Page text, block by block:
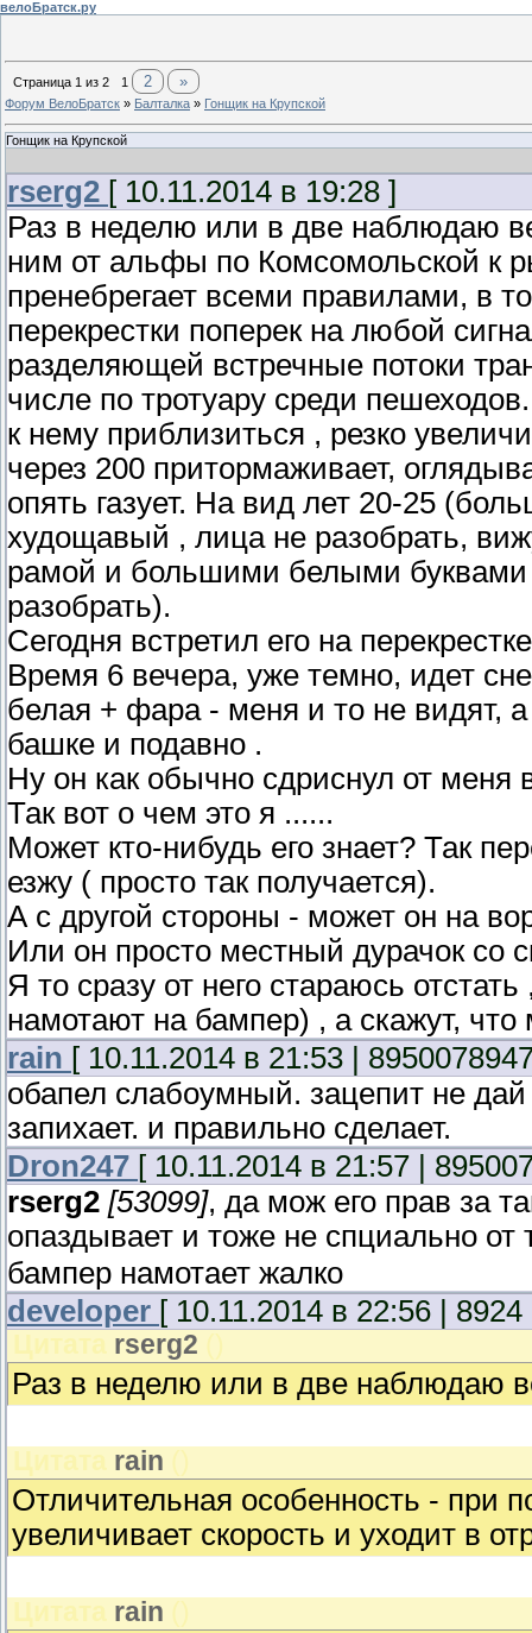
велоБратск.ру
Страница 1 из 2 1 2 »
Форум ВелоБратск » Балталка » Гонщик на Крупской
Гонщик на Крупской
rserg2 [ 10.11.2014 в 19:28 ]
Раз в неделю или в две наблюдаю
ним от альфы по Комсомольской к
пренебрегает всеми правилами, в
перекрестки поперек на любой
разделяющей встречные потоки
числе по тротуару среди
к нему приблизиться , резко
через 200 притормаживает,
опять газует. На вид лет 20-25
худощавый , лица не разобрать,
рамой и большими белыми буквами
разобрать).
Сегодня встретил его на
Время 6 вечера, уже темно, идет
белая + фара - меня и то не видят,
башке и подавно .
Ну он как обычно сдриснул от меня
Так вот о чем это я ......
Может кто-нибудь его знает? Так
езжу ( просто так получается).
А с другой стороны - может он на
Или он просто местный дурачок со
Я то сразу от него стараюсь
намотают на бампер) , а скажут,
rain [ 10.11.2014 в 21:53 |
обапел слабоумный. зацепит не
запихает. и правильно сделает.
Dron247 [ 10.11.2014 в 21:57 |
rserg2 [53099], да мож его прав за
опаздывает и тоже не спциально от
бампер намотает жалко
developer [ 10.11.2014 в 22:56 |
Цитата rserg2 ()
Раз в неделю или в две наблюдаю
Цитата rain ()
Отличительная особенность - при
увеличивает скорость и уходит в
Цитата rain ()